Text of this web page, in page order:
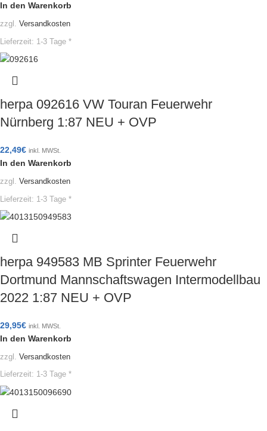
In den Warenkorb
zzgl. Versandkosten
Lieferzeit: 1-3 Tage *
herpa 092616 VW Touran Feuerwehr
Nürnberg 1:87 NEU + OVP
22,49€ inkl. MWSt.
In den Warenkorb
zzgl. Versandkosten
Lieferzeit: 1-3 Tage *
herpa 949583 MB Sprinter Feuerwehr
Dortmund Mannschaftswagen Intermodellbau
2022 1:87 NEU + OVP
29,95€ inkl. MWSt.
In den Warenkorb
zzgl. Versandkosten
Lieferzeit: 1-3 Tage *